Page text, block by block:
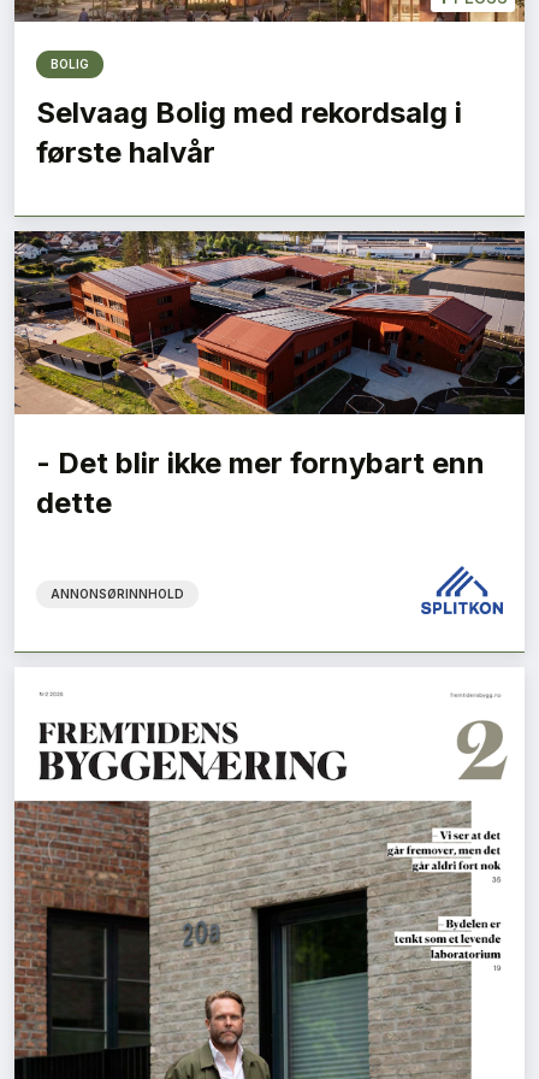
BOLIG
Selvaag Bolig med rekordsalg i
første halvår
- Det blir ikke mer fornybart enn
dette
ANNONSØRINNHOLD